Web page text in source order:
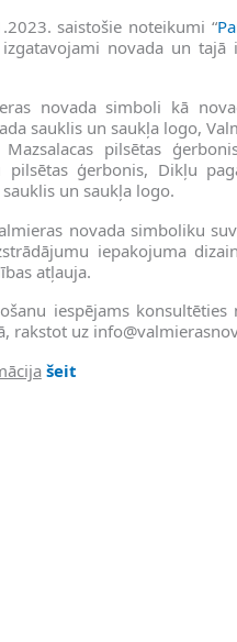
saistošie noteikumi “
novada un tajā
novada simboli kā
sauklis un saukļa logo,
pilsētas
ģerbonis, Dikļu
un saukļa logo.
novada simboliku
iepakojuma
atļauja.
iespējams konsultēties
rakstot uz
šeit